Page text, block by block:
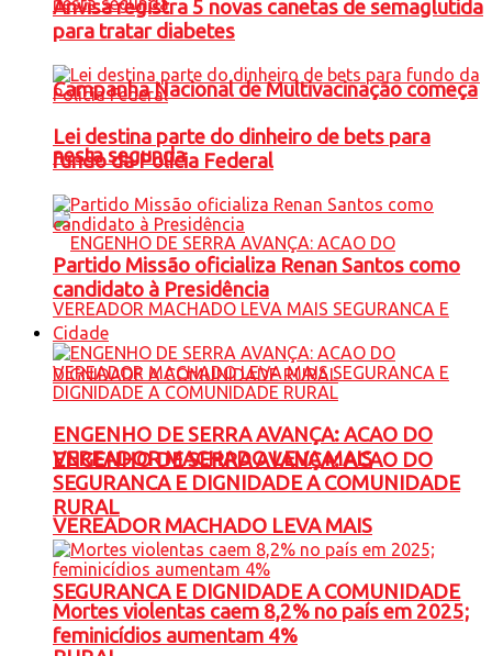
Campanha Nacional de Multivacinação começa
nesta segunda
ENGENHO DE SERRA AVANÇA: ACAO DO
VEREADOR MACHADO LEVA MAIS
SEGURANCA E DIGNIDADE A COMUNIDADE
Anvisa registra 5 novas canetas de semaglutida
para tratar diabetes
Lei destina parte do dinheiro de bets para
fundo da Polícia Federal
Partido Missão oficializa Renan Santos como
candidato à Presidência
Cidade
ENGENHO DE SERRA AVANÇA: ACAO DO
VEREADOR MACHADO LEVA MAIS
SEGURANCA E DIGNIDADE A COMUNIDADE
RURAL
Mortes violentas caem 8,2% no país em 2025;
feminicídios aumentam 4%